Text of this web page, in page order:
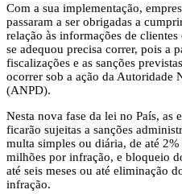
Com a sua implementação,
passaram a ser obrigadas a
relação às informações de
se adequou precisa correr, pois a
fiscalizações e as sanções
ocorrer sob a ação da Autoridade
(ANPD).
Nesta nova fase da lei no País, as
ficarão sujeitas a sanções
multa simples ou diária, de até
milhões por infração, e bloqueio
até seis meses ou até eliminação
infração.